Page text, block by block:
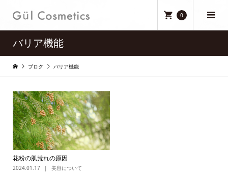
0
バリア機能
ブログ バリア機能
花粉の肌荒れの原因
2024.01.17 美容について